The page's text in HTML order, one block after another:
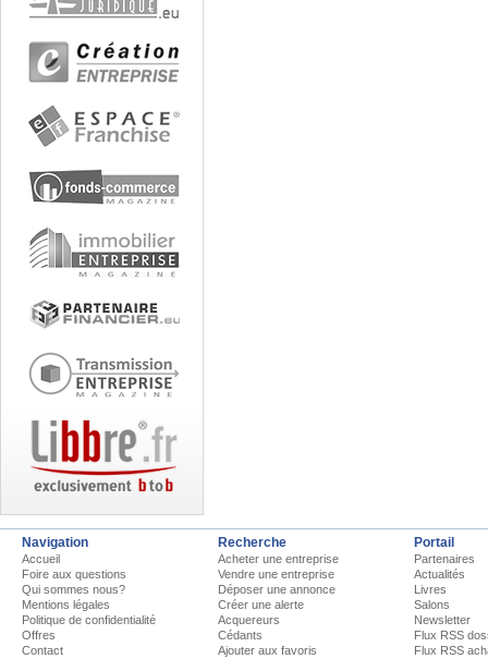
Navigation
Accueil
Foire aux questions
Qui sommes nous?
Mentions légales
Politique de confidentialité
Offres
Contact
Recherche
Acheter une entreprise
Vendre une entreprise
Déposer une annonce
Créer une alerte
Acquereurs
Cédants
Ajouter aux favoris
Portail
Partenaires
Actualités
Livres
Salons
Newsletter
Flux RSS
Flux RSS